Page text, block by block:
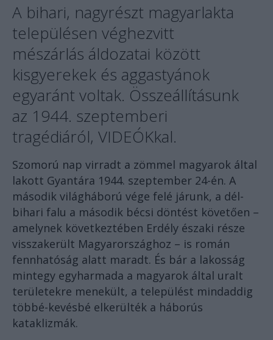
A bihari, nagyrészt magyarlakta
településen véghezvitt
mészárlás áldozatai között
kisgyerekek és aggastyánok
egyaránt voltak. Összeállításunk
az 1944. szeptemberi
tragédiáról, VIDEÓKkal.
Szomorú nap virradt a zömmel magyarok által
lakott Gyantára 1944. szeptember 24-én. A
második világháború vége felé járunk, a dél-
bihari falu a második bécsi döntést követően –
amelynek következtében Erdély északi része
visszakerült Magyarországhoz – is román
fennhatóság alatt maradt. És bár a lakosság
mintegy egyharmada a magyarok által uralt
területekre menekült, a települést mindaddig
többé-kevésbé elkerülték a háborús
kataklizmák.